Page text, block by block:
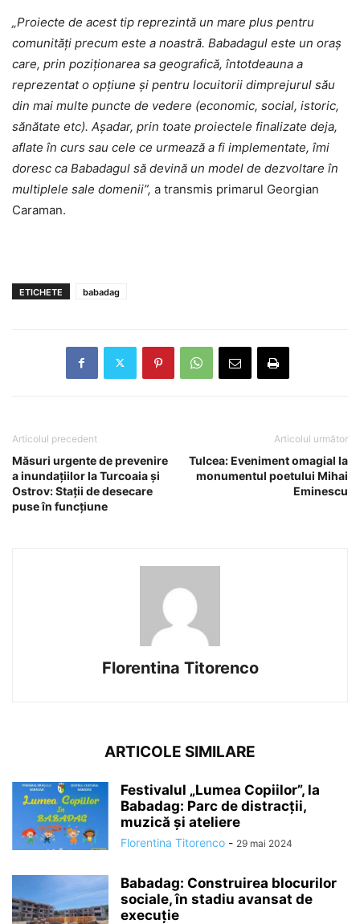
„Proiecte de acest tip reprezintă un mare plus pentru
comunități precum este a noastră. Babadagul este un oraș
care, prin poziționarea sa geografică, întotdeauna a
reprezentat o opțiune și pentru locuitorii dimprejurul său
din mai multe puncte de vedere (economic, social, istoric,
sănătate etc). Așadar, prin toate proiectele finalizate deja,
aflate în curs sau cele ce urmează a fi implementate, îmi
doresc ca Babadagul să devină un model de dezvoltare în
multiplele sale domenii”, a transmis primarul Georgian
Caraman.
ETICHETE babadag
Articolul precedent
Măsuri urgente de prevenire
a inundațiilor la Turcoaia și
Ostrov: Stații de desecare
puse în funcțiune
Articolul următor
Tulcea: Eveniment omagial la
monumentul poetului Mihai
Eminescu
Florentina Titorenco
ARTICOLE SIMILARE
Festivalul „Lumea Copiilor”, la
Babadag: Parc de distracții,
muzică și ateliere
Florentina Titorenco - 29 mai 2024
Babadag: Construirea blocurilor
sociale, în stadiu avansat de
execuție